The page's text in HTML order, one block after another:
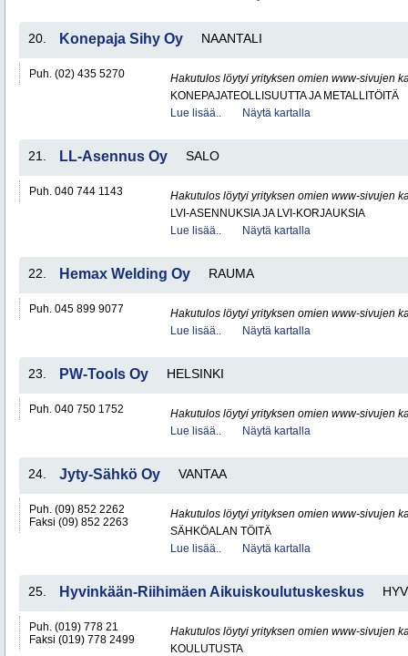
20. Konepaja Sihy Oy NAANTALI
Puh. (02) 435 5270
Hakutulos löytyi yrityksen omien www-sivujen
KONEPAJATEOLLISUUTTA JA METALLITÖITÄ
Lue lisää..
Näytä kartalla
21. LL-Asennus Oy SALO
Puh. 040 744 1143
Hakutulos löytyi yrityksen omien www-sivujen
LVI-ASENNUKSIA JA LVI-KORJAUKSIA
Lue lisää..
Näytä kartalla
22. Hemax Welding Oy RAUMA
Puh. 045 899 9077
Hakutulos löytyi yrityksen omien www-sivujen
Lue lisää..
Näytä kartalla
23. PW-Tools Oy HELSINKI
Puh. 040 750 1752
Hakutulos löytyi yrityksen omien www-sivujen
Lue lisää..
Näytä kartalla
24. Jyty-Sähkö Oy VANTAA
Puh. (09) 852 2262
Faksi (09) 852 2263
Hakutulos löytyi yrityksen omien www-sivujen
SÄHKÖALAN TÖITÄ
Lue lisää..
Näytä kartalla
25. Hyvinkään-Riihimäen Aikuiskoulutuskeskus
Puh. (019) 778 21
Faksi (019) 778 2499
Hakutulos löytyi yrityksen omien www-sivujen
KOULUTUSTA